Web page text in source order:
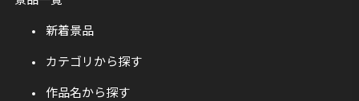
新着景品
カテゴリから探す
作品名から探す